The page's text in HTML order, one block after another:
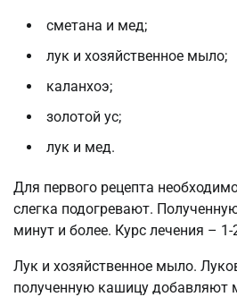
сметана и мед;
лук и хозяйственное мыло;
каланхоэ;
золотой ус;
лук и мед.
Для первого рецепта
слегка подогревают.
минут и более. Курс лечения –
Лук и хозяйственное мыло.
полученную кашицу добавляют